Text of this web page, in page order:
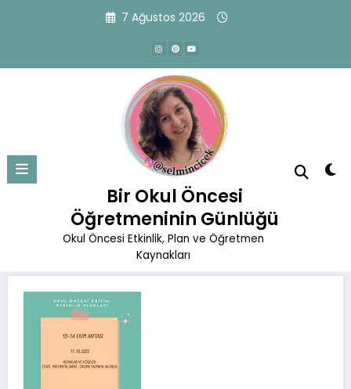
7 Ağustos 2026
Bir Okul Öncesi
Öğretmeninin Günlüğü
Okul Öncesi Etkinlik, Plan ve Öğretmen
Kaynakları
11.10.2022 Etkinlik Planı
Başlangıç Okul Öncesi Eğitim Planları
Ekim Planları
11.10.2022 Etkinlik Planı